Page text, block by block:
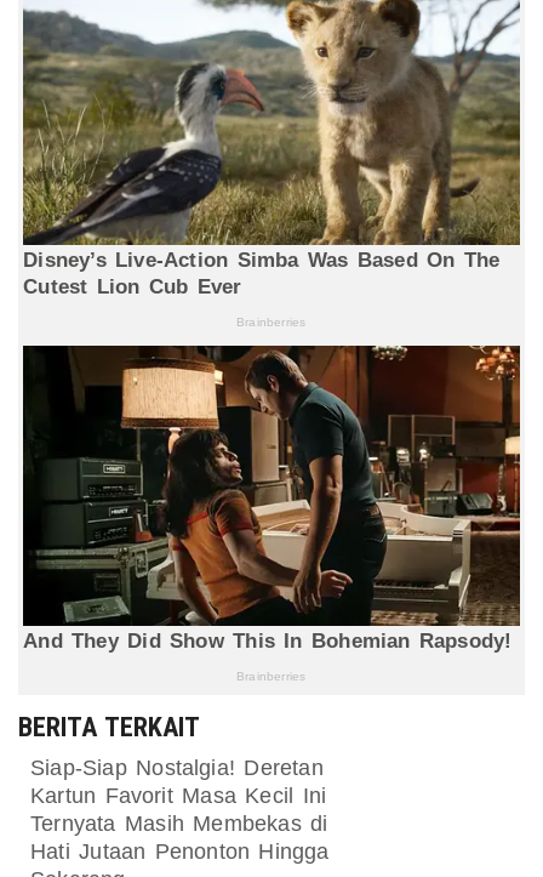
BERITA TERKAIT
Siap-Siap Nostalgia! Deretan
Kartun Favorit Masa Kecil Ini
Ternyata Masih Membekas di
Hati Jutaan Penonton Hingga